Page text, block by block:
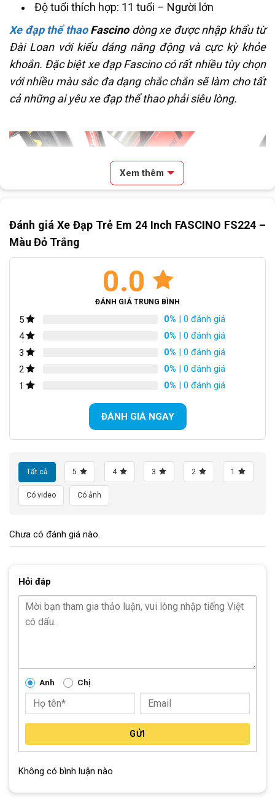
Độ tuổi thích hợp: 11 tuổi – Người lớn
Xe đạp thể thaoFascinodòng xe được nhập khẩu từ
Đài Loan với kiểu dáng năng động và cực kỳ khỏe
khoắn. Đặc biệt xe đạp Fascino có rất nhiều tùy chọn
với nhiều màu sắc đa dạng chắc chắn sẽ làm cho tất
cả những ai yêu xe đạp thể thao phải siêu lòng.
Xem thêm
Đánh giá Xe Đạp Trẻ Em 24 Inch FASCINO FS224 –
Màu Đỏ Trắng
0.0
ĐÁNH GIÁ TRUNG BÌNH
5 0% | 0 đánh giá
4
0% | 0 đánh giá
3
0% | 0 đánh giá
2
0% | 0 đánh giá
1
0% | 0 đánh giá
ĐÁNH GIÁ NGAY
Tất cả 5 4 3 2 1
Có video Có ảnh
Chưa có đánh giá nào.
Hỏi đáp
Anh Chị
GỬI
Không có bình luận nào